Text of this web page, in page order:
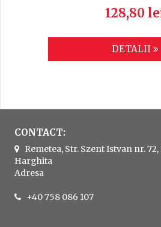
128,80
DETALII
CONTACT:
Remetea, Str. Szent Istvan nr. 72,
Harghita
Adresa
+40 758 086 107